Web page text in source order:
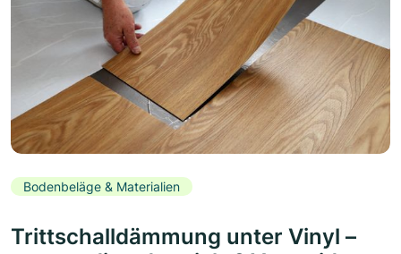
Bodenbeläge & Materialien
Trittschalldämmung unter Vinyl –